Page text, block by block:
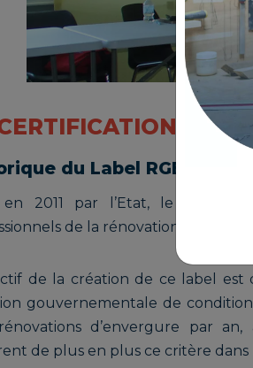
RGE :
du Label RGE et
en 2011 par l’Etat, le Label
de la rénovation
de la création de ce label
gouvernementale de
d’envergure par
de plus en plus ce critère